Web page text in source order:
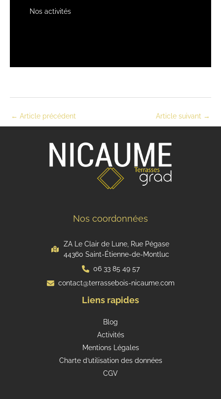
Nos activités
← Article précédent Article suivant →
Nos coordonnées
ZA Le Clair de Lune, Rue Pégase
44360 Saint-Étienne-de-Montluc
06 33 85 49 57
contact@terrassebois-nicaume.com
Liens rapides
Blog
Activités
Mentions Légales
Charte d’utilisation des données
CGV